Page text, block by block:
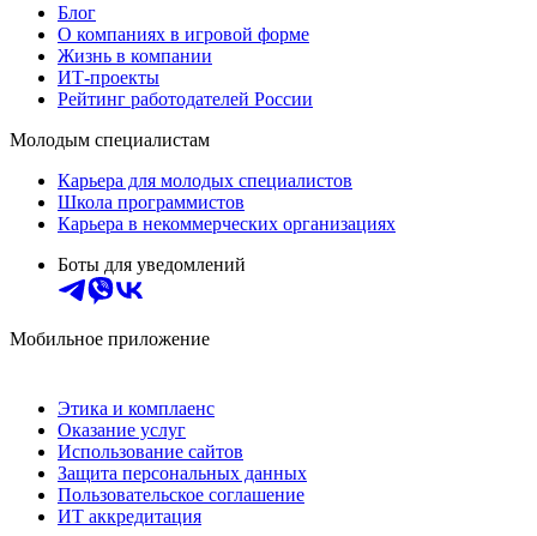
Блог
О компаниях в игровой форме
Жизнь в компании
ИТ-проекты
Рейтинг работодателей России
Молодым специалистам
Карьера для молодых специалистов
Школа программистов
Карьера в некоммерческих организациях
Боты для уведомлений
Мобильное приложение
Этика и комплаенс
Оказание услуг
Использование сайтов
Защита персональных данных
Пользовательское соглашение
ИТ аккредитация